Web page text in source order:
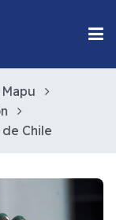
Chile